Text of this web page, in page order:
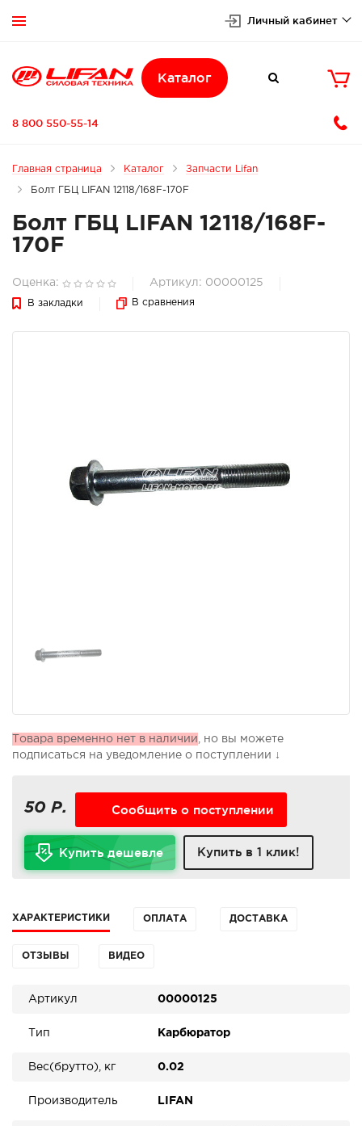
 Личный кабинет
Каталог  
8 800 550-55-14
Главная страница Каталог Запчасти Lifan
Болт ГБЦ LIFAN 12118/168F-170F
Болт ГБЦ LIFAN 12118/168F-
170F
Оценка: Артикул: 00000125
В закладки В сравнения
Товара временно нет в наличии , но вы можете
подписаться на уведомление о поступлении ↓
50 Р. Сообщить о поступлении
Купить дешевле Купить в 1 клик!
ХАРАКТЕРИСТИКИ ОПЛАТА ДОСТАВКА
ОТЗЫВЫ ВИДЕО
Артикул 00000125
Тип Карбюратор
Вес(брутто), кг 0.02
Производитель LIFAN